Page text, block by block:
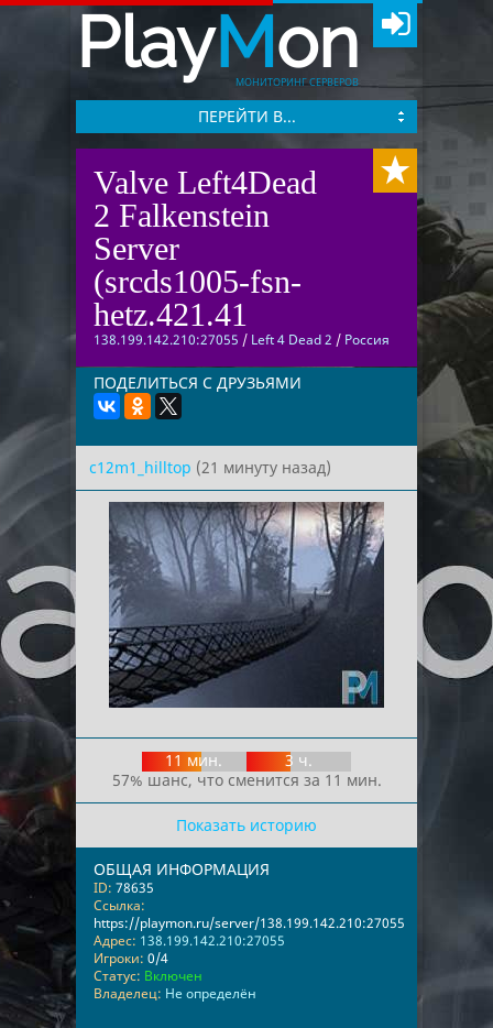
PlayMon
МОНИТОРИНГ СЕРВЕРОВ
ПЕРЕЙТИ В...
Valve Left4Dead
2 Falkenstein
Server
(srcds1005-fsn-
hetz.421.41
138.199.142.210:27055 / Left 4 Dead 2 / Россия
ПОДЕЛИТЬСЯ С ДРУЗЬЯМИ
c12m1_hilltop (21 минуту назад)
11 мин.
3 ч.
57% шанс, что сменится за 11 мин.
Показать историю
ОБЩАЯ ИНФОРМАЦИЯ
ID: 78635
Ссылка:
https://playmon.ru/server/138.199.142.210:27055
Адрес: 138.199.142.210:27055
Игроки: 0/4
Статус: Включен
Владелец: Не определён